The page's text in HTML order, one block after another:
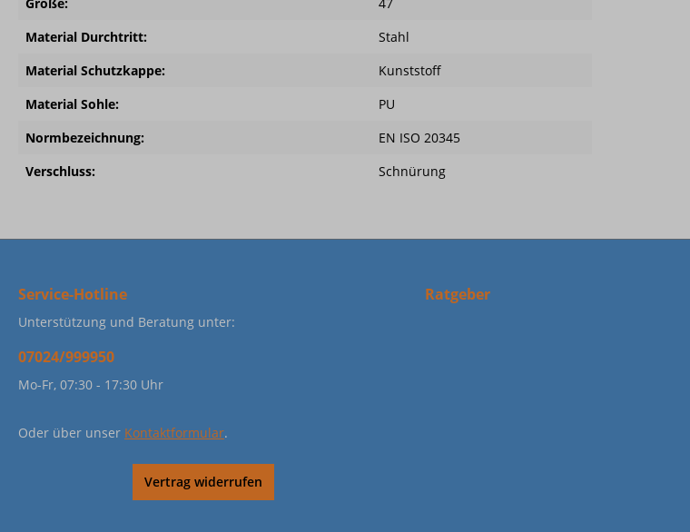
Größe:
47
Material Durchtritt:
Stahl
Material Schutzkappe:
Kunststoff
Material Sohle:
PU
Normbezeichnung:
EN ISO 20345
Verschluss:
Schnürung
Service-Hotline
Unterstützung und Beratung unter:
07024/999950
Mo-Fr, 07:30 - 17:30 Uhr
Oder über unser Kontaktformular.
Vertrag widerrufen
Ratgeber